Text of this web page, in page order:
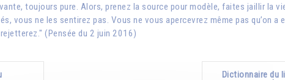
toujours pure. Alors, prenez la source pour modèle, faites jaillir la
vous ne les sentirez pas. Vous ne vous apercevrez même pas qu’on
(Pensée du 2 juin 2016)
Dictionnaire du